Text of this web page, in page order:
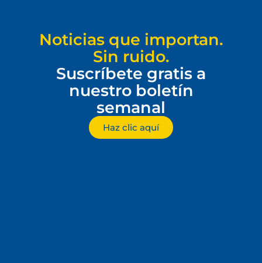
Noticias que importan.
Sin ruido.
Suscríbete gratis a
nuestro boletín
semanal
Haz clic aquí